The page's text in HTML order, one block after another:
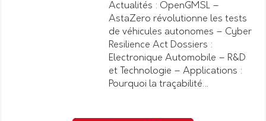
Actualités : OpenGMSL –
AstaZero révolutionne les tests
de véhicules autonomes – Cyber
Resilience Act Dossiers :
Electronique Automobile – R&D
et Technologie – Applications :
Pourquoi la traçabilité…